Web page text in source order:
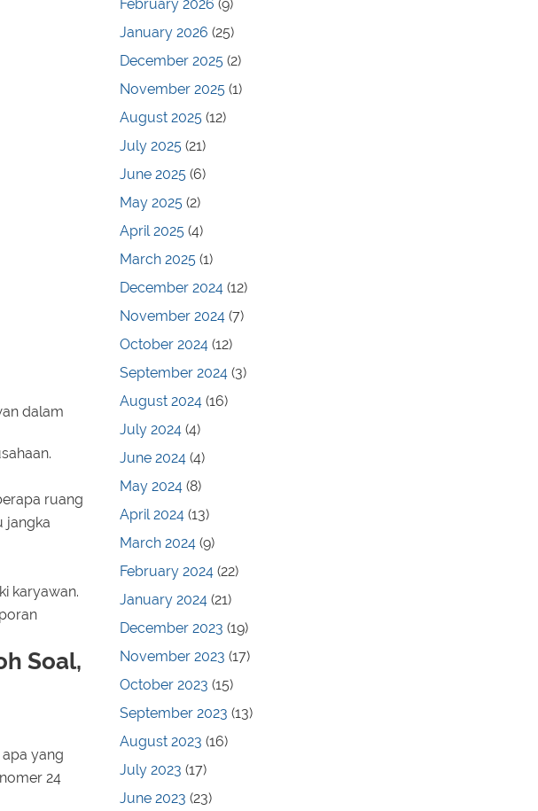
dalam
ruang
jangka
karyawan.
Soal,
yang
24
February 2026 (9)
January 2026 (25)
December 2025 (2)
November 2025 (1)
August 2025 (12)
July 2025 (21)
June 2025 (6)
May 2025 (2)
April 2025 (4)
March 2025 (1)
December 2024 (12)
November 2024 (7)
October 2024 (12)
September 2024 (3)
August 2024 (16)
July 2024 (4)
June 2024 (4)
May 2024 (8)
April 2024 (13)
March 2024 (9)
February 2024 (22)
January 2024 (21)
December 2023 (19)
November 2023 (17)
October 2023 (15)
September 2023 (13)
August 2023 (16)
July 2023 (17)
June 2023 (23)